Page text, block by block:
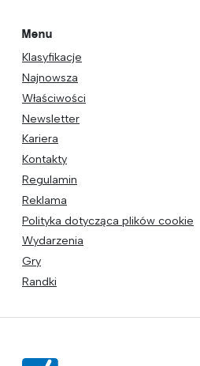
Menu
Klasyfikacje
Najnowsza
Właściwości
Newsletter
Kariera
Kontakty
Regulamin
Reklama
Polityka dotycząca plików cookie
Wydarzenia
Gry
Randki